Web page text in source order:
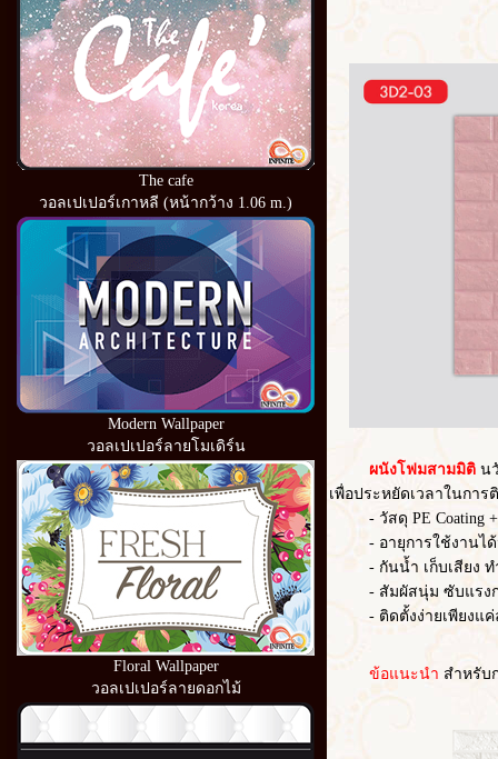
The cafe
วอลเปเปอร์เกาหลี (หน้ากว้าง 1.06 m.)
Modern Wallpaper
วอลเปเปอร์ลายโมเดิร์น
Floral Wallpaper
วอลเปเปอร์ลายดอกไม้
ผนังโฟมสามมิติ น
เพื่อประหยัดเวลาในกา
- วัสดุ PE Coating
- อายุการใช้งานไ
- กันน้ำ เก็บเสียง
- สัมผัสนุ่ม ซับแรง
- ติดตั้งง่ายเพียงแ
ข้อแนะนำ สำหรับ